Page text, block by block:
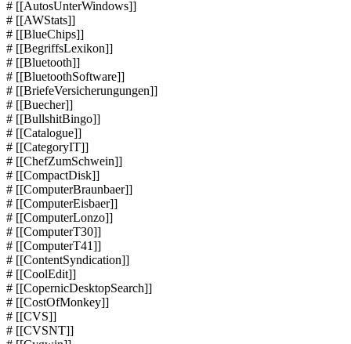
# [[AutosUnterWindows]]
# [[AWStats]]
# [[BlueChips]]
# [[BegriffsLexikon]]
# [[Bluetooth]]
# [[BluetoothSoftware]]
# [[BriefeVersicherungungen]]
# [[Buecher]]
# [[BullshitBingo]]
# [[Catalogue]]
# [[CategoryIT]]
# [[ChefZumSchwein]]
# [[CompactDisk]]
# [[ComputerBraunbaer]]
# [[ComputerEisbaer]]
# [[ComputerLonzo]]
# [[ComputerT30]]
# [[ComputerT41]]
# [[ContentSyndication]]
# [[CoolEdit]]
# [[CopernicDesktopSearch]]
# [[CostOfMonkey]]
# [[CVS]]
# [[CVSNT]]